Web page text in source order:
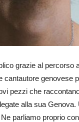
grazie al percorso
cantautore genovese
pezzi che
alla sua
parliamo proprio